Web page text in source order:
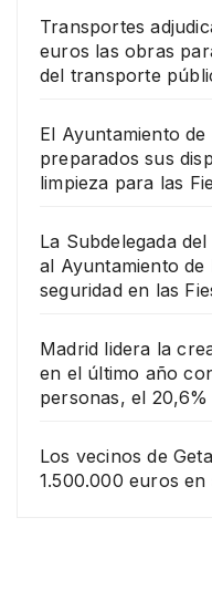
Transportes
euros las obras
del transporte
El Ayuntamiento
preparados sus
limpieza para las
La Subdelegada
al Ayuntamiento
seguridad en las
Madrid lidera la
en el último año
personas, el
Los vecinos de
1.500.000 euros